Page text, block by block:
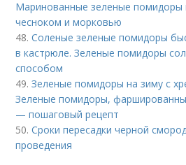
Маринованные зеленые помидоры
чесноком и морковью
48.Соленые зеленые помидоры
в кастрюле. Зеленые помидоры
способом
49.Зеленые помидоры на зиму с
Зеленые помидоры,
— пошаговый рецепт
50.Сроки пересадки черной
проведения